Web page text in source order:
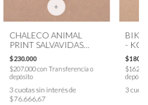
+
CHALECO ANIMAL
PRINT SALVAVIDAS
PARA EL AGUA -
KONGES
$230.000
$207.000con Transferencia o
depósito
3cuotas sin interés de
$76.666,67
-
depósito
3